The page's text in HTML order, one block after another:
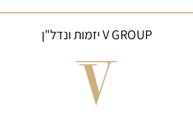
יזמות ונדל"ן V GROUP